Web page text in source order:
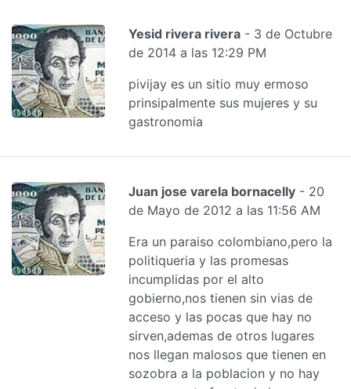
Yesid rivera rivera - 3 de Octubre
de 2014 a las 12:29 PM
pivijay es un sitio muy ermoso
prinsipalmente sus mujeres y su
gastronomia
Juan jose varela bornacelly - 20
de Mayo de 2012 a las 11:56 AM
Era un paraiso colombiano,pero la
politiqueria y las promesas
incumplidas por el alto
gobierno,nos tienen sin vias de
acceso y las pocas que hay no
sirven,ademas de otros lugares
nos llegan malosos que tienen en
sozobra a la poblacion y no hay